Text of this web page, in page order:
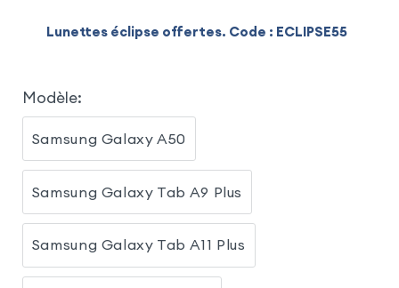
Lunettes éclipse offertes. Code : ECLIPSE55
Modèle:
Samsung Galaxy A50
Samsung Galaxy Tab A9 Plus
Samsung Galaxy Tab A11 Plus